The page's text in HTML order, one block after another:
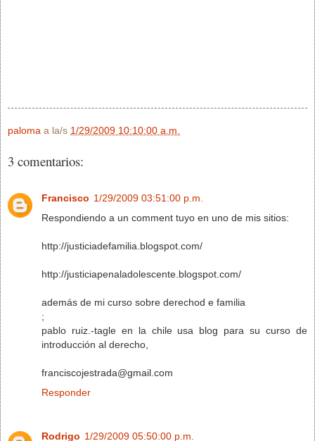
paloma a la/s 1/29/2009 10:10:00 a.m.
3 comentarios:
Francisco 1/29/2009 03:51:00 p.m.
Respondiendo a un comment tuyo en uno de mis sitios:
http://justiciadefamilia.blogspot.com/
http://justiciapenaladolescente.blogspot.com/
además de mi curso sobre derechod e familia
;
pablo ruiz.-tagle en la chile usa blog para su curso de
introducción al derecho,
franciscojestrada@gmail.com
Responder
Rodrigo 1/29/2009 05:50:00 p.m.